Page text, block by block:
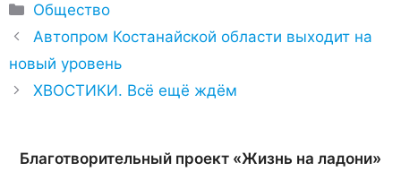
Рубрики
Общество
Автопром Костанайской области выходит на
новый уровень
ХВОСТИКИ. Всё ещё ждём
Благотворительный проект «Жизнь на ладони»